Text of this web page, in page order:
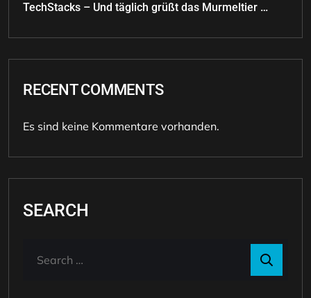
TechStacks – Und täglich grüßt das Murmeltier …
RECENT COMMENTS
Es sind keine Kommentare vorhanden.
SEARCH